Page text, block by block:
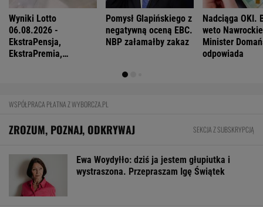
Wyniki Lotto
06.08.2026 -
EkstraPensja,
EkstraPremia,
Pomysł Glapińskiego z
negatywną oceną EBC.
NBP załamałby zakaz
Nadciąga OKI.
weto
Minister
odpowiada
WSPÓŁPRACA PŁATNA Z WYBORCZA.PL
ZROZUM, POZNAJ, ODKRYWAJ SEKCJA Z SUBSKRYPCJĄ
Ewa Woydyłło: dziś ja jestem głupiutka i
wystraszona. Przepraszam Igę Świątek